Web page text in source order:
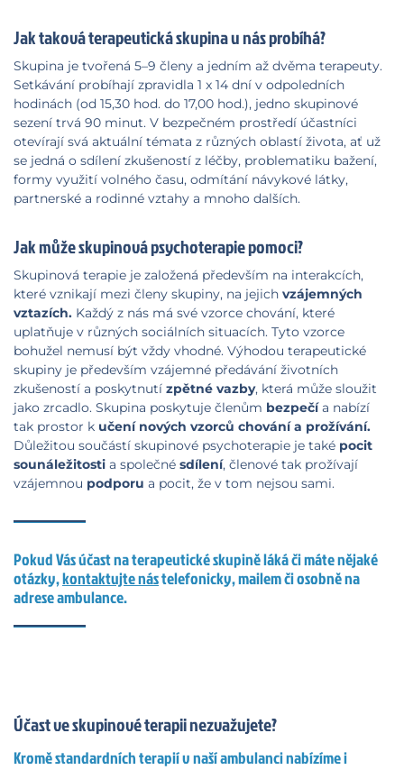
Jak taková terapeutická skupina u nás probíhá?
Skupina je tvořená 5–9 členy a jedním až dvěma terapeuty.
Setkávání probíhají zpravidla 1 x 14 dní v odpoledních
hodinách (od 15,30 hod. do 17,00 hod.), jedno skupinové
sezení trvá 90 minut. V bezpečném prostředí účastníci
otevírají svá aktuální témata z různých oblastí života, ať už
se jedná o sdílení zkušeností z léčby, problematiku bažení,
formy využití volného času, odmítání návykové látky,
partnerské a rodinné vztahy a mnoho dalších.
Jak může skupinová psychoterapie pomoci?
Skupinová terapie je založená především na interakcích,
které vznikají mezi členy skupiny, na jejich vzájemných
vztazích. Každý z nás má své vzorce chování, které
uplatňuje v různých sociálních situacích. Tyto vzorce
bohužel nemusí být vždy vhodné. Výhodou terapeutické
skupiny je především vzájemné předávání životních
zkušeností a poskytnutí zpětné vazby, která může sloužit
jako zrcadlo. Skupina poskytuje členům bezpečía nabízí
tak prostor k učení nových vzorců chování a prožívání.
Důležitou součástí skupinové psychoterapie je také pocit
sounáležitosti a společné sdílení, členové tak prožívají
vzájemnou podporu a pocit, že v tom nejsou sami.
Pokud Vás účast na terapeutické skupině láká či máte nějaké
otázky,kontaktujte nástelefonicky, mailem či osobně na
adrese ambulance.
Účast ve skupinové terapii nezvažujete?
Kromě standardních terapií v naší ambulanci nabízíme i